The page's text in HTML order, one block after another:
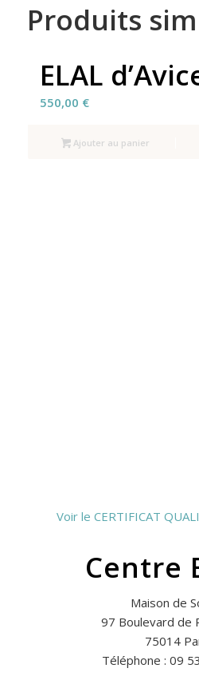
Produits
ELAL
550,00 €
Ajouter au panier
Voir le CERTIFICAT
Centre
Maison de
97 Boulevard de
75014
Téléphone : 09